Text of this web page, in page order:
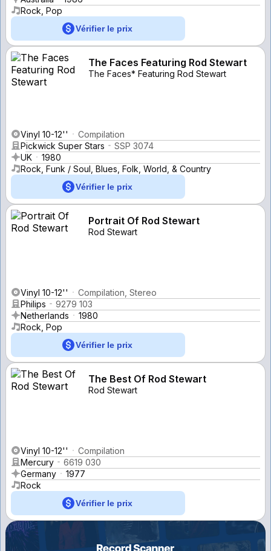
Rock, Pop
Vérifier le prix
The Faces Featuring Rod Stewart
The Faces* Featuring Rod Stewart
Vinyl 10-12''
Compilation
Pickwick Super Stars
SSP 3074
UK
1980
Rock, Funk / Soul, Blues, Folk, World, & Country
Vérifier le prix
Portrait Of Rod Stewart
Rod Stewart
Vinyl 10-12''
Compilation, Stereo
Philips
9279 103
Netherlands
1980
Rock, Pop
Vérifier le prix
The Best Of Rod Stewart
Rod Stewart
Vinyl 10-12''
Compilation
Mercury
6619 030
Germany
1977
Rock
Vérifier le prix